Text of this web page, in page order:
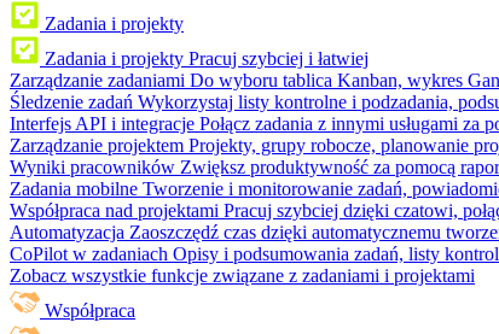
Zadania i projekty
Zadania i projekty Pracuj szybciej i łatwiej
Zarządzanie zadaniami Do wyboru tablica Kanban, wykres
Śledzenie zadań Wykorzystaj listy kontrolne i podzadania,
Interfejs API i integracje Połącz zadania z innymi usługami za
Zarządzanie projektem Projekty, grupy robocze, planowanie
Wyniki pracowników Zwiększ produktywność za pomocą
Zadania mobilne Tworzenie i monitorowanie zadań,
Współpraca nad projektami Pracuj szybciej dzięki czatowi,
Automatyzacja Zaoszczędź czas dzięki automatycznemu
CoPilot w zadaniach Opisy i podsumowania zadań, listy
Zobacz wszystkie funkcje związane z zadaniami i projektami
Współpraca